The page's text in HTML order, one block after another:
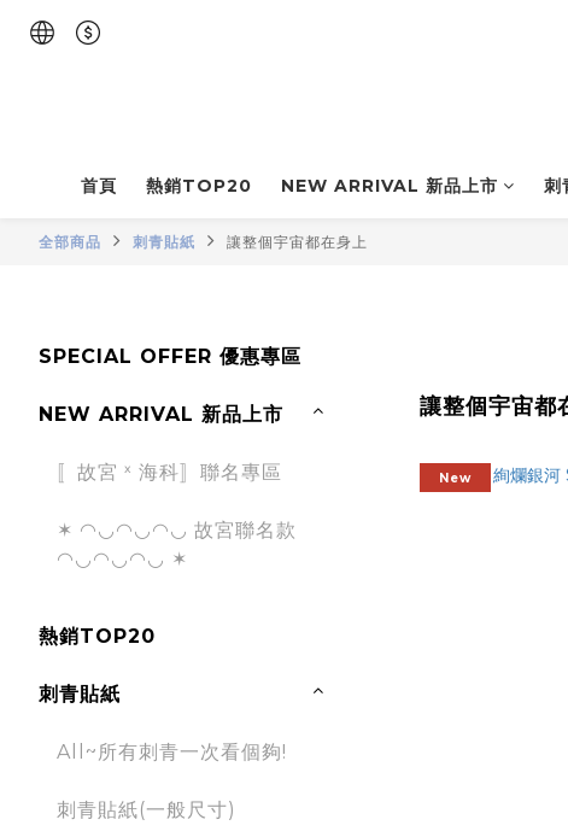
首頁 熱銷TOP20 NEW ARRIVAL 新品上市 刺
全部商品 刺青貼紙 讓整個宇宙都在身上
SPECIAL OFFER 優惠專區
NEW ARRIVAL 新品上市
〚故宮 ˣ 海科〛聯名專區
✶ ◠◡◠◡◠◡ 故宮聯名款
◠◡◠◡◠◡ ✶
熱銷TOP20
刺青貼紙
All~所有刺青一次看個夠!
刺青貼紙(一般尺寸)
讓整個宇宙都
New